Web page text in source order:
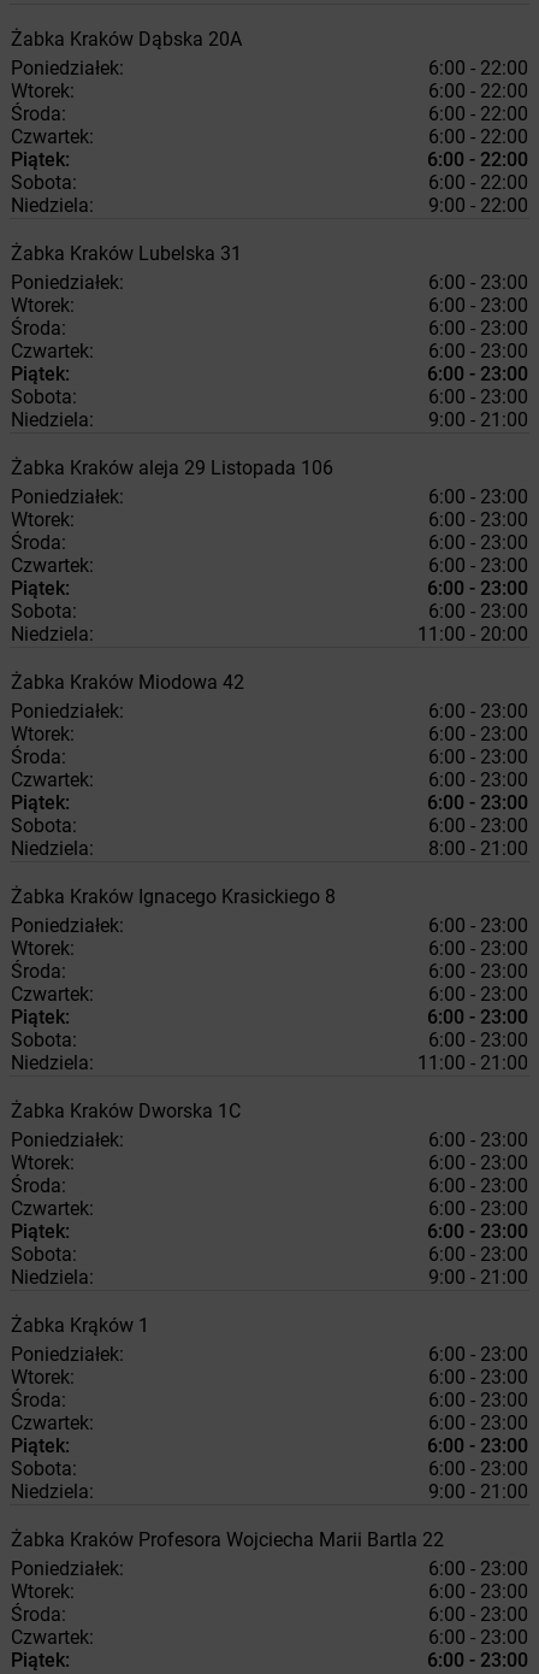
Żabka Kraków Dąbska 20A
Poniedziałek:
6:00 - 22:00
Wtorek:
6:00 - 22:00
Środa:
6:00 - 22:00
Czwartek:
6:00 - 22:00
Piątek:
6:00 - 22:00
Sobota:
6:00 - 22:00
Niedziela:
9:00 - 22:00
Żabka Kraków Lubelska 31
Poniedziałek:
6:00 - 23:00
Wtorek:
6:00 - 23:00
Środa:
6:00 - 23:00
Czwartek:
6:00 - 23:00
Piątek:
6:00 - 23:00
Sobota:
6:00 - 23:00
Niedziela:
9:00 - 21:00
Żabka Kraków aleja 29 Listopada 106
Poniedziałek:
6:00 - 23:00
Wtorek:
6:00 - 23:00
Środa:
6:00 - 23:00
Czwartek:
6:00 - 23:00
Piątek:
6:00 - 23:00
Sobota:
6:00 - 23:00
Niedziela:
11:00 - 20:00
Żabka Kraków Miodowa 42
Poniedziałek:
6:00 - 23:00
Wtorek:
6:00 - 23:00
Środa:
6:00 - 23:00
Czwartek:
6:00 - 23:00
Piątek:
6:00 - 23:00
Sobota:
6:00 - 23:00
Niedziela:
8:00 - 21:00
Żabka Kraków Ignacego Krasickiego 8
Poniedziałek:
6:00 - 23:00
Wtorek:
6:00 - 23:00
Środa:
6:00 - 23:00
Czwartek:
6:00 - 23:00
Piątek:
6:00 - 23:00
Sobota:
6:00 - 23:00
Niedziela:
11:00 - 21:00
Żabka Kraków Dworska 1C
Poniedziałek:
6:00 - 23:00
Wtorek:
6:00 - 23:00
Środa:
6:00 - 23:00
Czwartek:
6:00 - 23:00
Piątek:
6:00 - 23:00
Sobota:
6:00 - 23:00
Niedziela:
9:00 - 21:00
Żabka Krąków 1
Poniedziałek:
6:00 - 23:00
Wtorek:
6:00 - 23:00
Środa:
6:00 - 23:00
Czwartek:
6:00 - 23:00
Piątek:
6:00 - 23:00
Sobota:
6:00 - 23:00
Niedziela:
9:00 - 21:00
Żabka Kraków Profesora Wojciecha Marii Bartla 22
Poniedziałek:
6:00 - 23:00
Wtorek:
6:00 - 23:00
Środa:
6:00 - 23:00
Czwartek:
6:00 - 23:00
Piątek:
6:00 - 23:00